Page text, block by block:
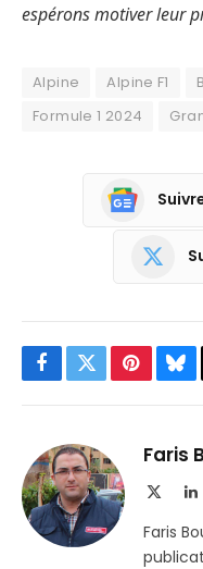
espérons motiver leur
Alpine Alpine F1
Formule 1 2024
Facebook
TwitterPinterest
Faris
Faris